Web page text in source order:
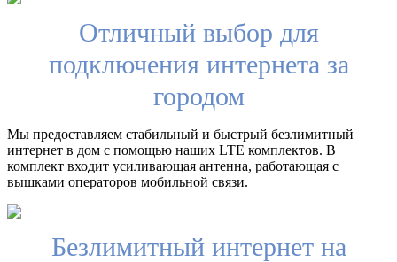
Отличный выбор для
подключения интернета за
городом
Мы предоставляем стабильный и быстрый безлимитный
интернет в дом с помощью наших LTE комплектов. В
комплект входит усиливающая антенна, работающая с
вышками операторов мобильной связи.
Безлимитный интернет на